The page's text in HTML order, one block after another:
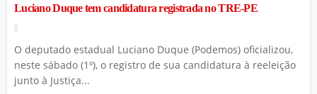
Luciano Duque tem candidatura registrada no TRE-PE
O deputado estadual Luciano Duque (Podemos) oficializou,
neste sábado (1º), o registro de sua candidatura à reeleição
junto à Justiça...